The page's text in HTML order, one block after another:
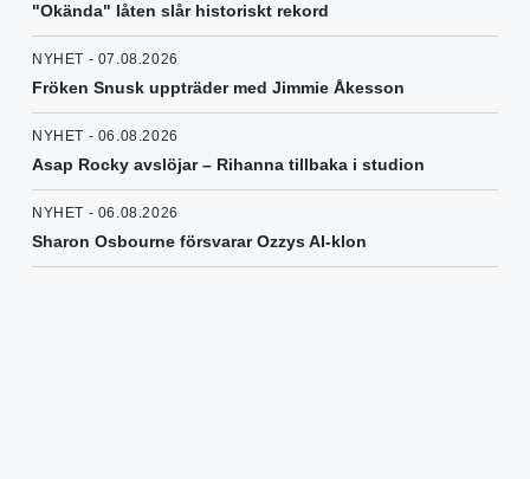
"Okända" låten slår historiskt rekord
NYHET - 07.08.2026
Fröken Snusk uppträder med Jimmie Åkesson
NYHET - 06.08.2026
Asap Rocky avslöjar – Rihanna tillbaka i studion
NYHET - 06.08.2026
Sharon Osbourne försvarar Ozzys AI-klon